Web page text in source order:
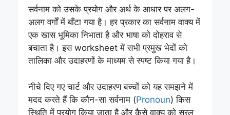
सर्वनाम को उसके प्रयोग और अर्थ के आधार पर अलग-
अलग वर्गों में बाँटा गया है। हर प्रकार का सर्वनाम वाक्य में
एक खास भूमिका निभाता है और भाषा को दोहराव से
बचाता है। इस worksheet में सभी प्रमुख भेदों को
तालिका और उदाहरणों के माध्यम से स्पष्ट किया गया है।
नीचे दिए गए चार्ट और उदाहरण बच्चों को यह समझने में
मदद करते हैं कि कौन-सा सर्वनाम (Pronoun) किस
स्थिति में प्रयोग किया जाता है और कैसे वाक्य को सरल